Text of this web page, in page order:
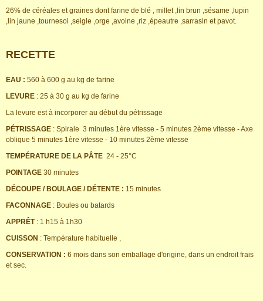
26% de céréales et graines dont farine de blé , millet ,lin brun ,sésame ,lupin
,lin jaune ,tournesol ,seigle ,orge ,avoine ,riz ,épeautre ,sarrasin et pavot.
RECETTE
EAU : 560 à 600 g au kg de farine
LEVURE : 25 à 30 g au kg de farine
La levure est à incorporer au début du pétrissage
PÉTRISSAGE : Spirale 3 minutes 1ère vitesse - 5 minutes 2ème vitesse - Axe
oblique 5 minutes 1ère vitesse - 10 minutes 2ème vitesse
TEMPÉRATURE DE LA PÂTE 24 - 25°C
POINTAGE 30 minutes
DÉCOUPE / BOULAGE / DÉTENTE : 15 minutes
FACONNAGE : Boules ou batards
APPRÊT: 1 h15 à 1h30
CUISSON : Température habituelle ,
CONSERVATION : 6 mois dans son emballage d'origine, dans un endroit frais
et sec.